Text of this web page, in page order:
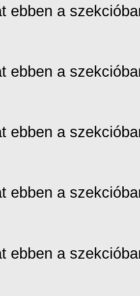
ebben a
ebben a
ebben a
ebben a
ebben a